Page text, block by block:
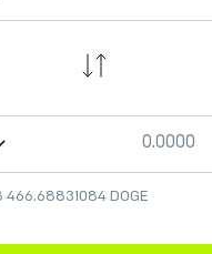
466.68831084 DOGE